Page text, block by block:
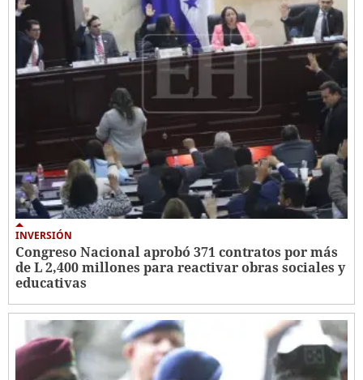
INVERSIÓN
Congreso Nacional aprobó 371 contratos por más
de L 2,400 millones para reactivar obras sociales y
educativas